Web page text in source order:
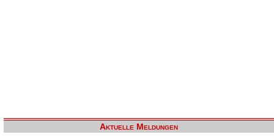
Aktuelle Meldungen